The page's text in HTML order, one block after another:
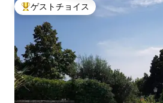
大好評のゲストチョイスです。
ゲストチョイス